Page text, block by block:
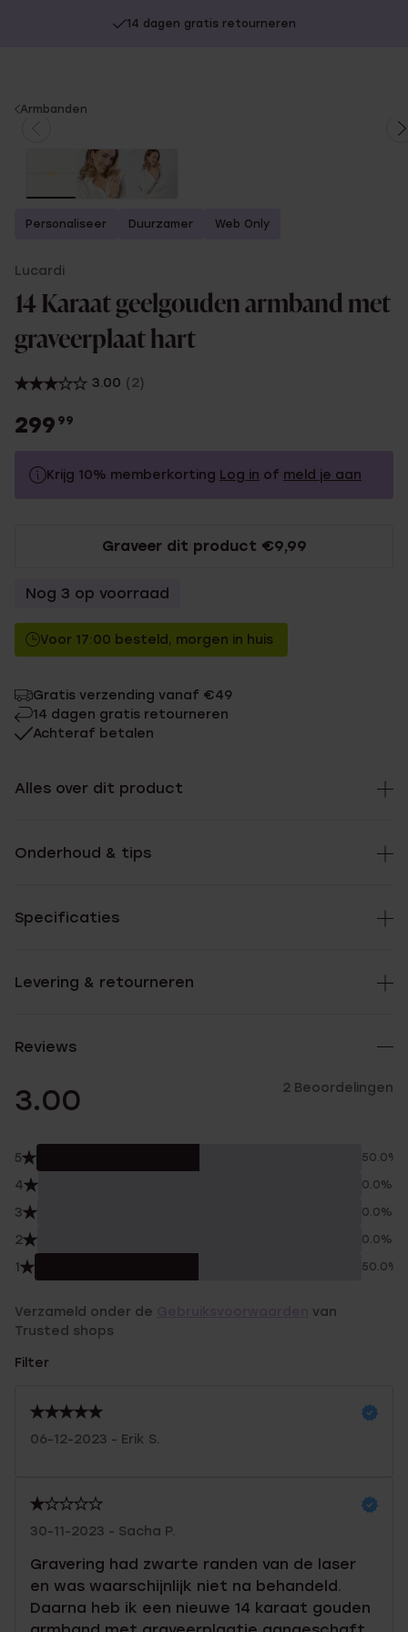
14 dagen gratis retourneren
You
Armbanden
Personaliseer Duurzamer Web Only
Lucardi
14 Karaat geelgouden armband met
graveerplaat hart
3.00 (2)
299 99
Krijg 10% memberkorting Log in of meld je aan
Met memberkortingGraveer dit product €9,99
Nog 3 op voorraad
Voor 17:00 besteld, morgen in huis
Gratis verzending vanaf €49
14 dagen gratis retourneren
Achteraf betalen
Alles over dit product
Onderhoud & tips
Specificaties
Levering & retourneren
Reviews
3.00 2 Beoordelingen
5 50.0%
4 0.0%
3 0.0%
2 0.0%
1 50.0%
Verzameld onder de
van
Trusted shops
Filter
06-12-2023 - Erik S.
30-11-2023 - Sacha P.
Gravering had zwarte randen van de laser
en was waarschijnlijk niet na behandeld.
Daarna heb ik een nieuwe 14 karaat gouden